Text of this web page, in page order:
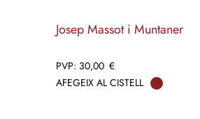
Josep Massot i Muntaner
30,00 €
AFEGEIX AL CISTELL